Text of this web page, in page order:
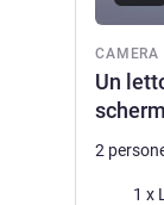
CAMERA
Un
2
1 x